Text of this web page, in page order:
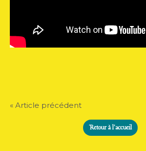
« Article précédent
Retour à l'accueil